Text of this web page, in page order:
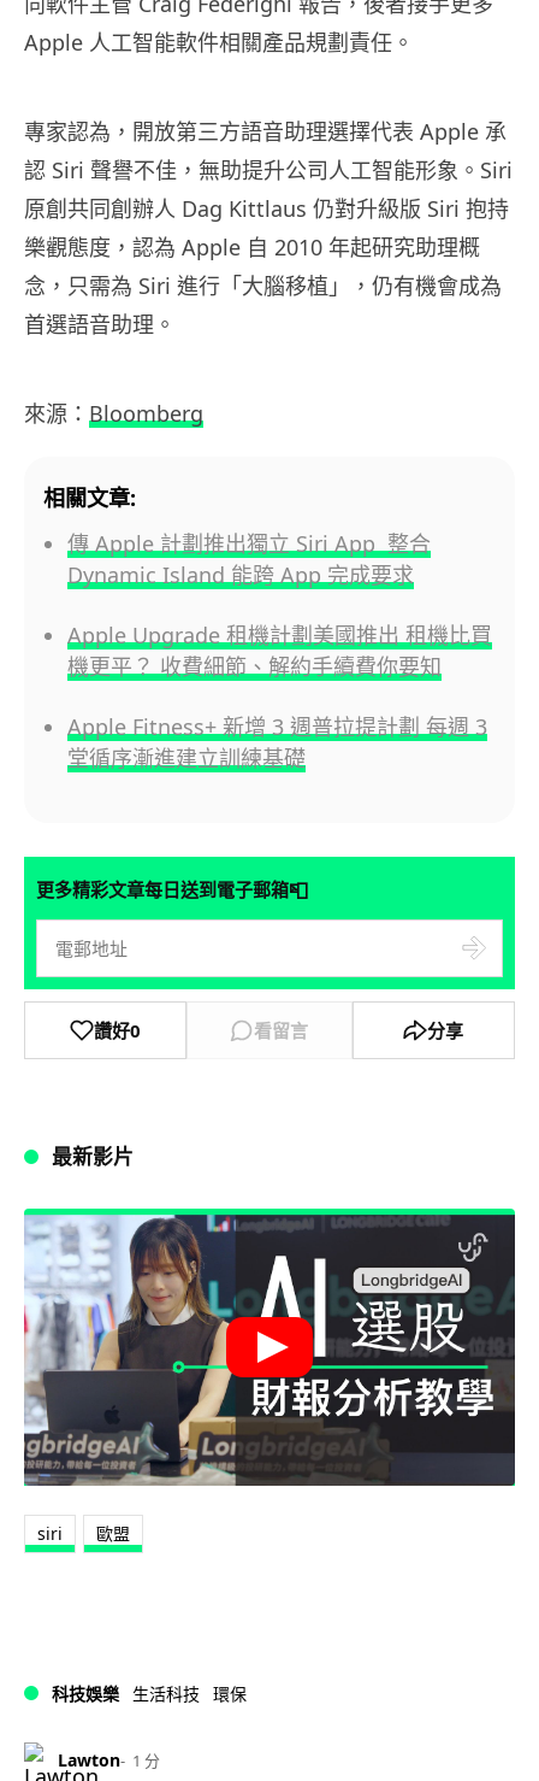
Apple 人工智能軟件相關產品規劃責任。
專家認為，開放第三方語音助理選擇代表 Apple 承
認 Siri 聲譽不佳，無助提升公司人工智能形象。Siri
原創共同創辦人 Dag Kittlaus 仍對升級版 Siri 抱持
樂觀態度，認為 Apple 自 2010 年起研究助理概
念，只需為 Siri 進行「大腦移植」，仍有機會成為
首選語音助理。
來源： Bloomberg
相關文章:
傳 Apple 計劃推出獨立 Siri App 整合
Dynamic Island 能跨 App 完成要求
Apple Upgrade 租機計劃美國推出 租機比買
機更平？ 收費細節、解約手續費你要知
Apple Fitness+ 新增 3 週普拉提計劃 每週 3
堂循序漸進建立訓練基礎
更多精彩文章每日送到電子郵箱📮
讚好0 看留言 分享
最新影片
siri 歐盟
科技娛樂 生活科技 環保
Lawton 1 分